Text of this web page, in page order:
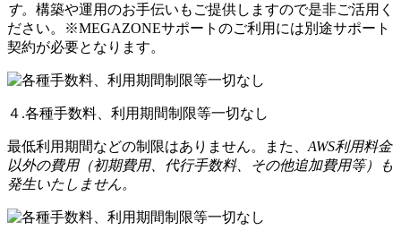
す。 構築や運用のお手伝いもご提供しますので是非ご活用く
ださい。※MEGAZONEサポートのご利用には別途サポート
契約が必要となります。
４.各種手数料、利用期間制限等一切なし
最低利用期間などの制限はありません。また、 AWS利用料金
以外の費用（初期費用、代行手数料、その他追加費用等）も
発生いたしません。